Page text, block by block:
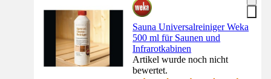
Sauna Universalreiniger Weka
500 ml für Saunen und
Infrarotkabinen
Artikel wurde noch nicht
bewertet.